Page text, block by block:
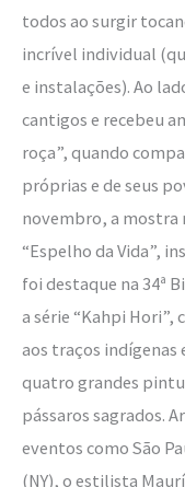
todos ao surgir
incrível individual
e instalações). Ao
cantigos e recebeu
roça”, quando
próprias e de seus
novembro, a mostra
“Espelho da Vida”,
foi destaque na 34ª
a série “Kahpi
aos traços indígenas
quatro grandes
pássaros sagrados.
eventos como São
(NY), o estilista